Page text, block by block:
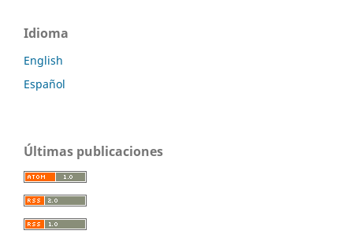
Idioma
English
Español
Últimas publicaciones